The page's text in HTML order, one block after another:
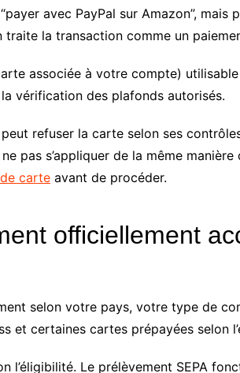
avec PayPal sur Amazon”,
la transaction comme un
associée à votre compte)
vérification des plafonds autorisés.
peut refuser la carte selon ses
pas s’appliquer de la même
carte avant de procéder.
officiellement
selon votre pays, votre type de
et certaines cartes prépayées selon
l’éligibilité. Le prélèvement SEPA